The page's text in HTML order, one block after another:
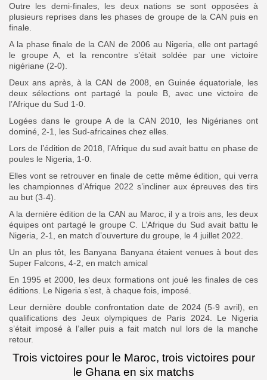
Outre les demi-finales, les deux nations se sont opposées à
plusieurs reprises dans les phases de groupe de la CAN puis en
finale.
A la phase finale de la CAN de 2006 au Nigeria, elle ont partagé
le groupe A, et la rencontre s’était soldée par une victoire
nigériane (2-0).
Deux ans après, à la CAN de 2008, en Guinée équatoriale, les
deux sélections ont partagé la poule B, avec une victoire de
l’Afrique du Sud 1-0.
Logées dans le groupe A de la CAN 2010, les Nigérianes ont
dominé, 2-1, les Sud-africaines chez elles.
Lors de l’édition de 2018, l’Afrique du sud avait battu en phase de
poules le Nigeria, 1-0.
Elles vont se retrouver en finale de cette même édition, qui verra
les championnes d’Afrique 2022 s’incliner aux épreuves des tirs
au but (3-4).
A la dernière édition de la CAN au Maroc, il y a trois ans, les deux
équipes ont partagé le groupe C. L’Afrique du Sud avait battu le
Nigeria, 2-1, en match d’ouverture du groupe, le 4 juillet 2022.
Un an plus tôt, les Banyana Banyana étaient venues à bout des
Super Falcons, 4-2, en match amical
En 1995 et 2000, les deux formations ont joué les finales de ces
éditions. Le Nigeria s’est, à chaque fois, imposé.
Leur dernière double confrontation date de 2024 (5-9 avril), en
qualifications des Jeux olympiques de Paris 2024. Le Nigeria
s’était imposé à l’aller puis a fait match nul lors de la manche
retour.
Trois victoires pour le Maroc, trois victoires pour
le Ghana en six matchs